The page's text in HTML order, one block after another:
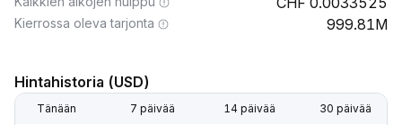
Kierrossa oleva tarjonta 999.81M
Hintahistoria (USD)
Tänään 7 päivää 14 päivää 30 päivää